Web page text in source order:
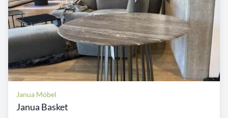
Janua Möbel
Janua Basket